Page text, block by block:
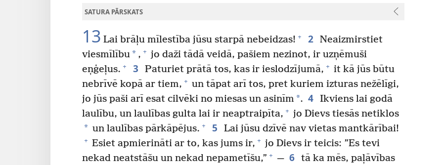
SATURA PĀRSKATS
13 Lai brāļu mīlestība jūsu starpā nebeidzas! + 2 Neaizmirstiet
viesmīlību* , + jo daži tādā veidā, pašiem nezinot, ir uzņēmuši
eņģeļus. + 3 Paturiet prātā tos, kas ir ieslodzījumā, + it kā jūs būtu
nebrīvē kopā ar tiem, + un tāpat arī tos, pret kuriem izturas nežēlīgi,
jo jūs paši arī esat cilvēki no miesas un asinīm *. 4 Ikviens lai godā
laulību, un laulības gulta lai ir neaptraipīta, + jo Dievs tiesās netiklos
* un laulības pārkāpējus. + 5 Lai jūsu dzīvē nav vietas mantkārībai!
+ Esiet apmierināti ar to, kas jums ir, + jo Dievs ir teicis: ”Es tevi
nekad neatstāšu un nekad nepametīšu,” + — 6 tā ka mēs, paļāvības